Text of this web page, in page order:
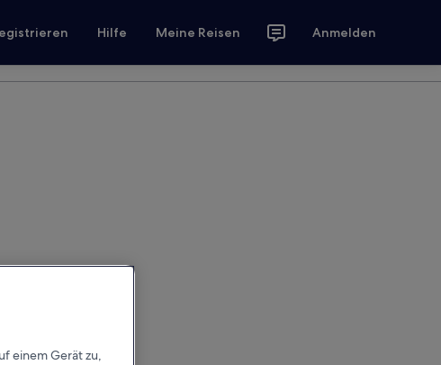
Hilfe Meine Reisen Anmelden
einem Gerät zu,